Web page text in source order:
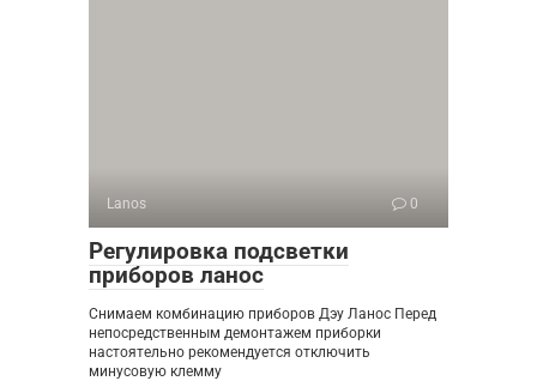
Lanos 0
Регулировка подсветки
приборов ланос
Снимаем комбинацию приборов Дэу Ланос Перед
непосредственным демонтажем приборки
настоятельно рекомендуется отключить
минусовую клемму